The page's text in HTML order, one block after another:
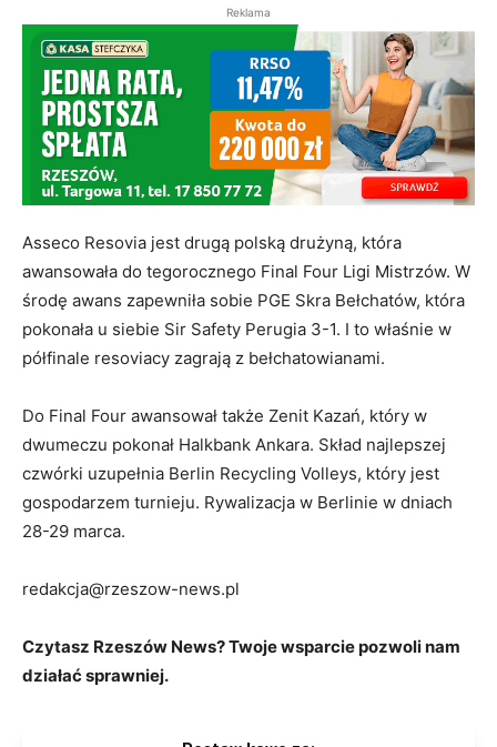
Reklama
Asseco Resovia jest drugą polską drużyną, która
awansowała do tegorocznego Final Four Ligi Mistrzów. W
środę awans zapewniła sobie PGE Skra Bełchatów, która
pokonała u siebie Sir Safety Perugia 3-1. I to właśnie w
półfinale resoviacy zagrają z bełchatowianami.
Do Final Four awansował także Zenit Kazań, który w
dwumeczu pokonał Halkbank Ankara. Skład najlepszej
czwórki uzupełnia Berlin Recycling Volleys, który jest
gospodarzem turnieju. Rywalizacja w Berlinie w dniach
28-29 marca.
redakcja@rzeszow-news.pl
Czytasz Rzeszów News? Twoje wsparcie pozwoli nam
działać sprawniej.